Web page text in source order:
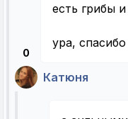
0
есть грибы и
ура,
Катюня